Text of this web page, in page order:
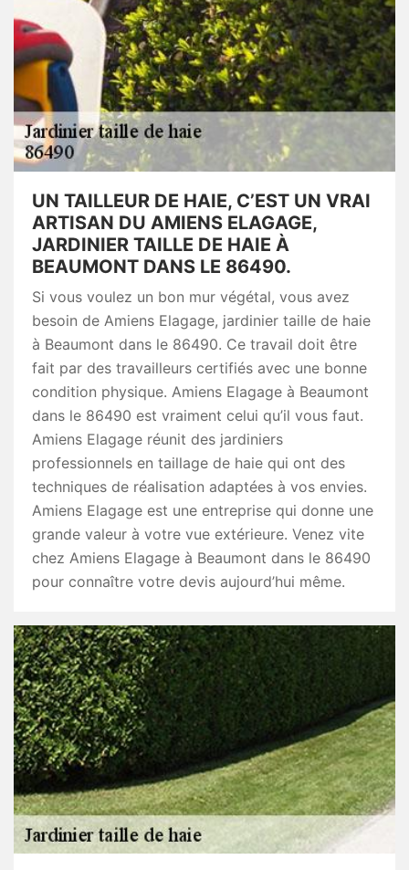
UN TAILLEUR DE HAIE, C’EST UN VRAI
ARTISAN DU AMIENS ELAGAGE,
JARDINIER TAILLE DE HAIE À
BEAUMONT DANS LE 86490.
Si vous voulez un bon mur végétal, vous avez
besoin de Amiens Elagage, jardinier taille de haie
à Beaumont dans le 86490. Ce travail doit être
fait par des travailleurs certifiés avec une bonne
condition physique. Amiens Elagage à Beaumont
dans le 86490 est vraiment celui qu’il vous faut.
Amiens Elagage réunit des jardiniers
professionnels en taillage de haie qui ont des
techniques de réalisation adaptées à vos envies.
Amiens Elagage est une entreprise qui donne une
grande valeur à votre vue extérieure. Venez vite
chez Amiens Elagage à Beaumont dans le 86490
pour connaître votre devis aujourd’hui même.